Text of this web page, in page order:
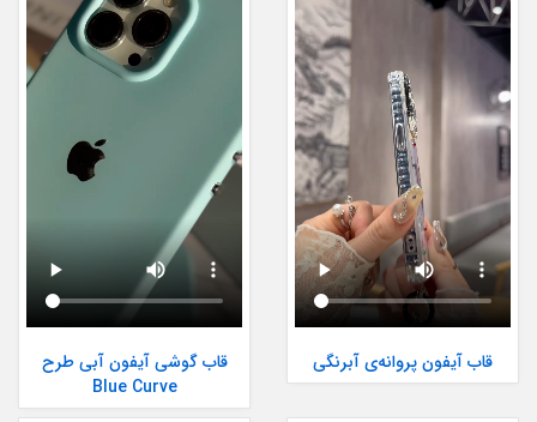
قاب آیفون پروانه‌ی آبرنگی
قاب گوشی آیفون آبی طرح
Blue Curve